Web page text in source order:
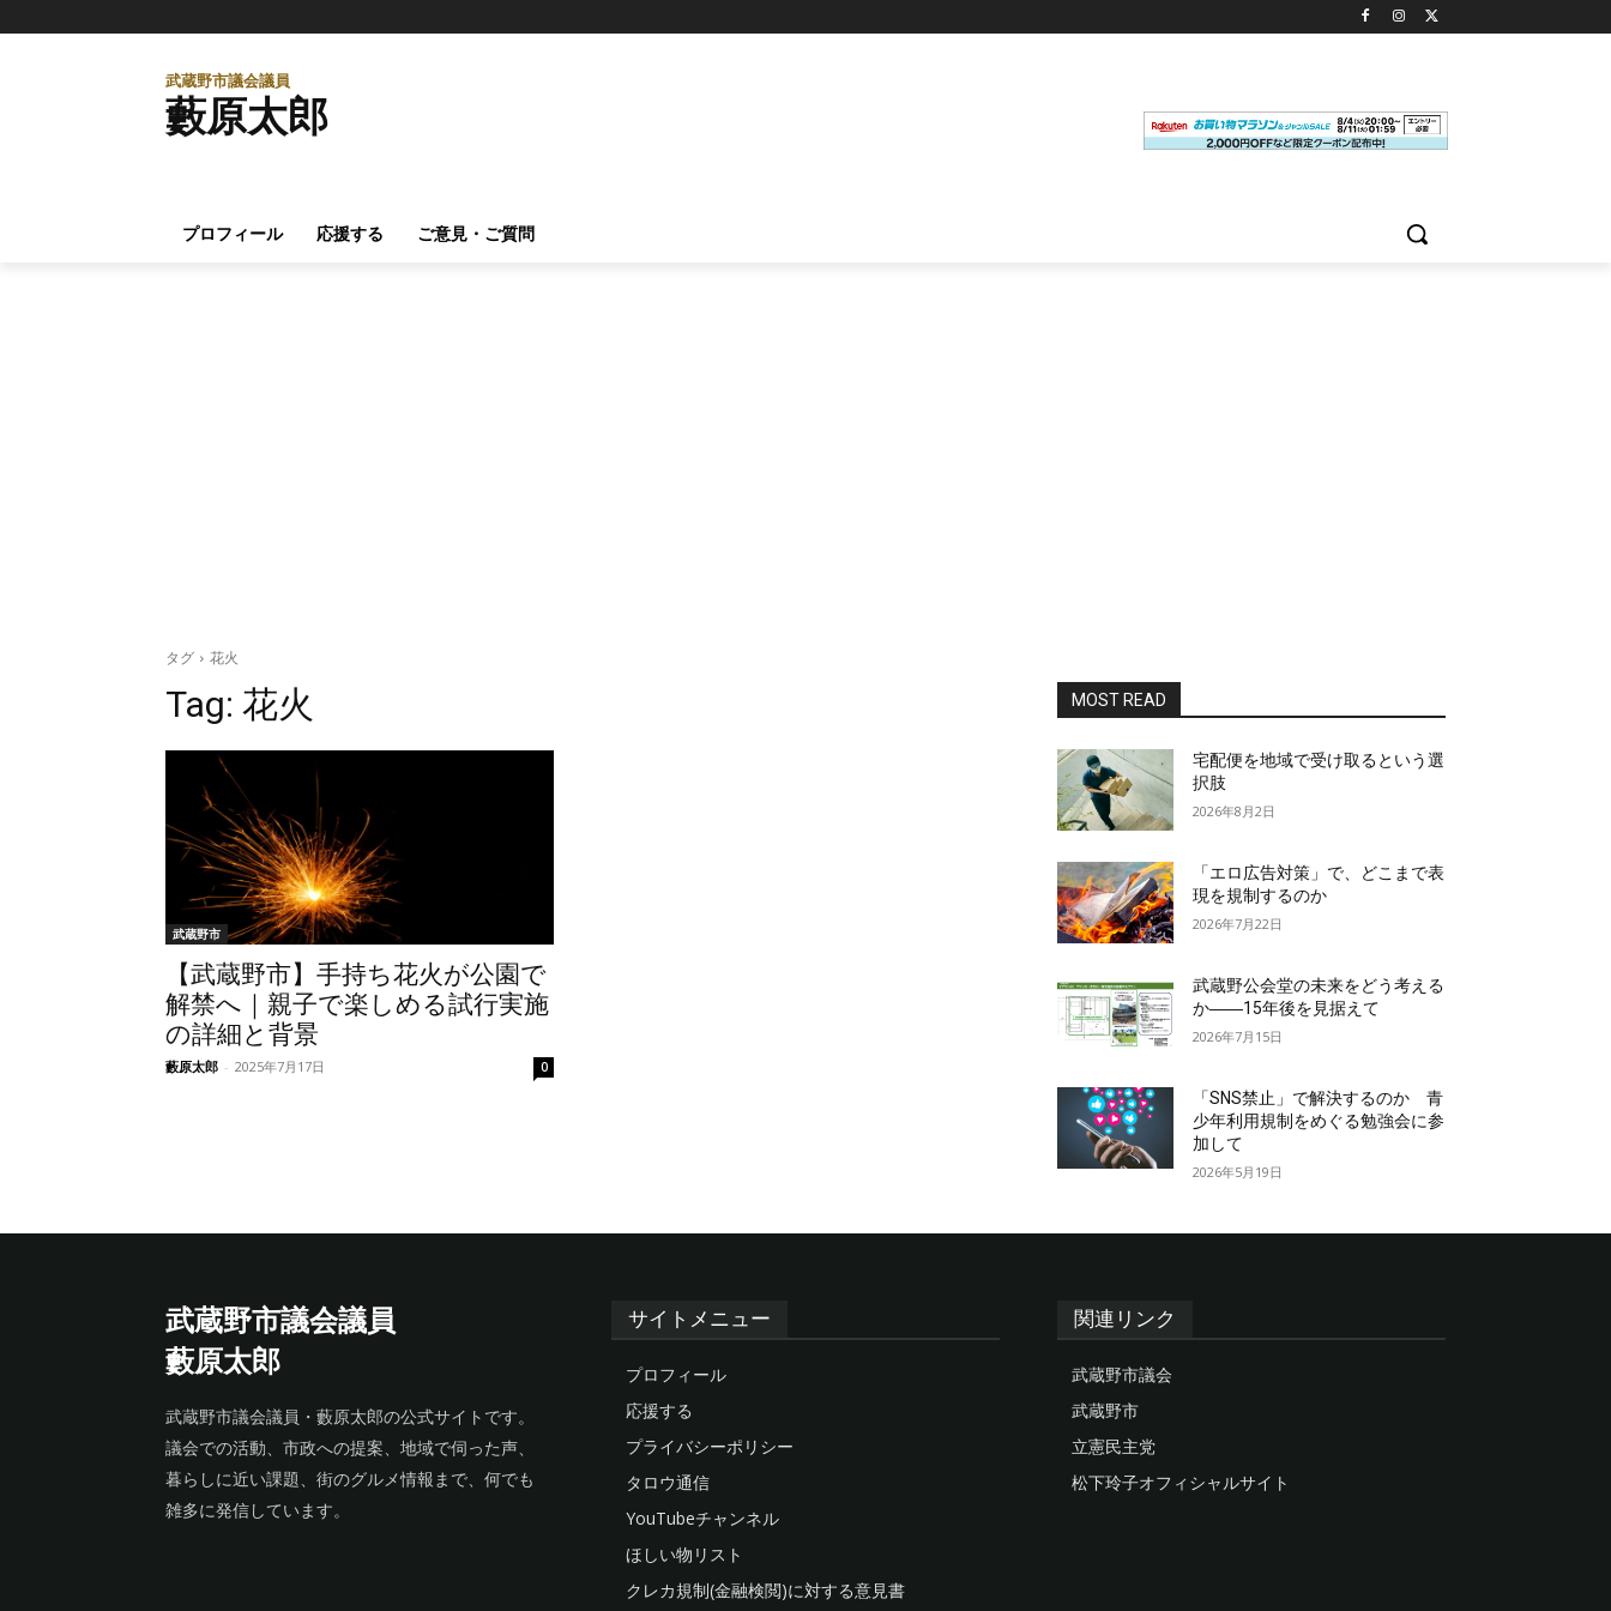
武蔵野市議会議員
藪原太郎
プロフィール 応援する ご意見・ご質問
タグ 花火
Tag: 花火
武蔵野市
【武蔵野市】手持ち花火が公園で
解禁へ｜親子で楽しめる試行実施
の詳細と背景
藪原太郎 - 2025年7月17日 0
MOST READ
宅配便を地域で受け取るという選
択肢
2026年8月2日
「エロ広告対策」で、どこまで表
現を規制するのか
2026年7月22日
武蔵野公会堂の未来をどう考える
か――15年後を見据えて
2026年7月15日
「SNS禁止」で解決するのか 青
少年利用規制をめぐる勉強会に参
加して
2026年5月19日
武蔵野市議会議員
藪原太郎
武蔵野市議会議員・藪原太郎の公式サイトです。
議会での活動、市政への提案、地域で伺った声、
暮らしに近い課題、街のグルメ情報まで、何でも
雑多に発信しています。
サイトメニュー
プロフィール
応援する
プライバシーポリシー
タロウ通信
YouTubeチャンネル
ほしい物リスト
クレカ規制(金融検閲)に対する意見書
関連リンク
武蔵野市議会
武蔵野市
立憲民主党
松下玲子オフィシャルサイト